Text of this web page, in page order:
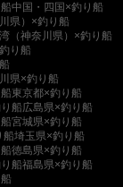
中国・四国×釣り船
県）×釣り船
（神奈川県）×釣り船
り船
県×釣り船
東京都×釣り船
船広島県×釣り船
宮城県×釣り船
船埼玉県×釣り船
徳島県×釣り船
船福島県×釣り船